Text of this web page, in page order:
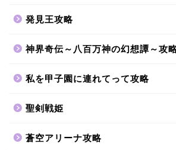
発見王攻略
神界奇伝～八百万神の幻想譚～攻
私を甲子園に連れてって攻略
聖剣戦姫
蒼空アリーナ攻略